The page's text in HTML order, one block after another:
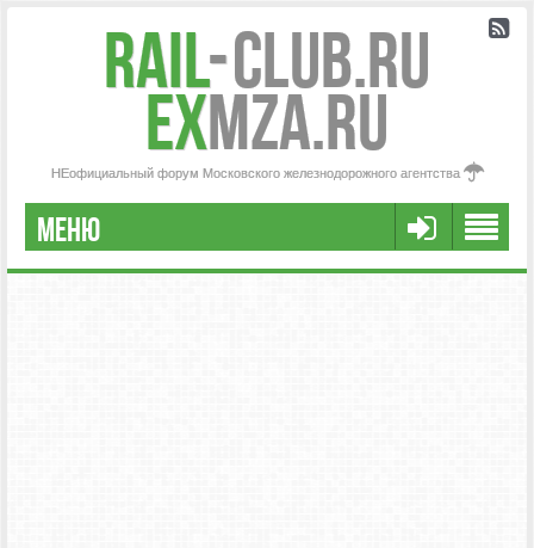
Rail-Club.RU
exMZA.RU
НЕофициальный форум Московского железнодорожного агентства
МЕНЮ
РЕГИСТРАЦИЯ